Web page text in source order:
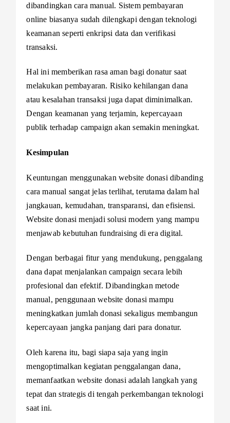
dibandingkan cara manual. Sistem pembayaran
online biasanya sudah dilengkapi dengan teknologi
keamanan seperti enkripsi data dan verifikasi
transaksi.
Hal ini memberikan rasa aman bagi donatur saat
melakukan pembayaran. Risiko kehilangan dana
atau kesalahan transaksi juga dapat diminimalkan.
Dengan keamanan yang terjamin, kepercayaan
publik terhadap campaign akan semakin meningkat.
Kesimpulan
Keuntungan menggunakan website donasi dibanding
cara manual sangat jelas terlihat, terutama dalam hal
jangkauan, kemudahan, transparansi, dan efisiensi.
Website donasi menjadi solusi modern yang mampu
menjawab kebutuhan fundraising di era digital.
Dengan berbagai fitur yang mendukung, penggalang
dana dapat menjalankan campaign secara lebih
profesional dan efektif. Dibandingkan metode
manual, penggunaan website donasi mampu
meningkatkan jumlah donasi sekaligus membangun
kepercayaan jangka panjang dari para donatur.
Oleh karena itu, bagi siapa saja yang ingin
mengoptimalkan kegiatan penggalangan dana,
memanfaatkan website donasi adalah langkah yang
tepat dan strategis di tengah perkembangan teknologi
saat ini.